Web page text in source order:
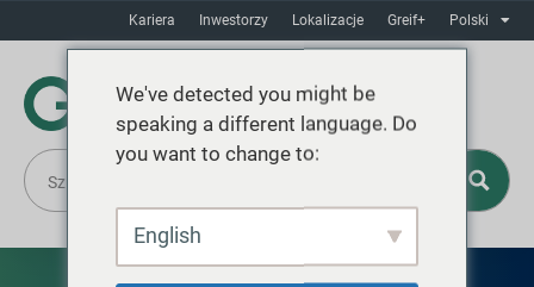
Kariera Inwestorzy Lokalizacje Greif+ Polski
We've detected you might be
speaking a different language. Do
you want to change to:
English